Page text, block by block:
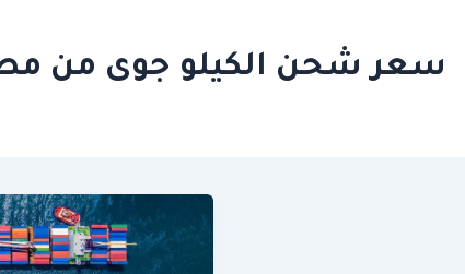
سعر شحن الكيلو جوى من